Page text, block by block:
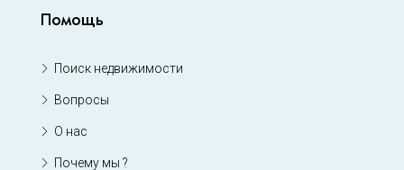
Помощь
Поиск недвижимости
Вопросы
О нас
Почему мы ?